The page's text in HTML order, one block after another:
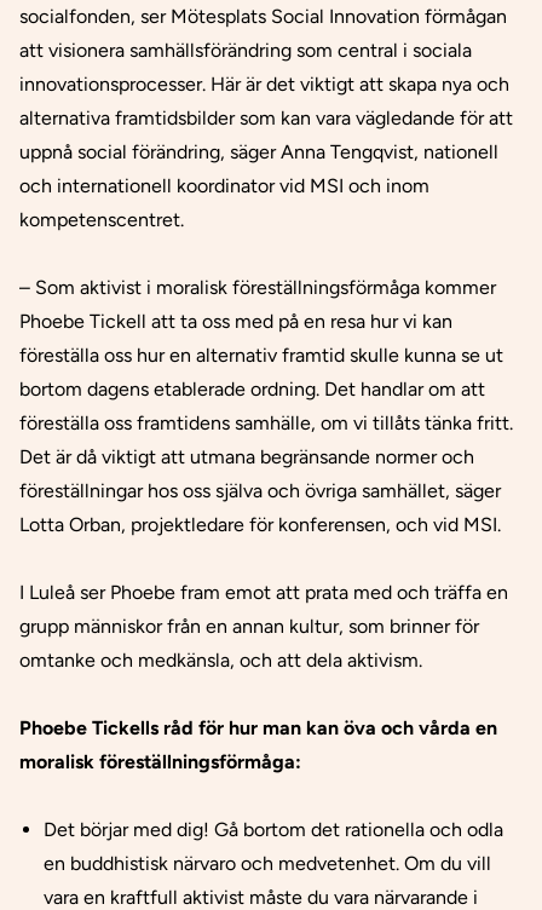
socialfonden, ser Mötesplats Social Innovation förmågan
att visionera samhällsförändring som central i sociala
innovationsprocesser. Här är det viktigt att skapa nya och
alternativa framtidsbilder som kan vara vägledande för att
uppnå social förändring, säger Anna Tengqvist, nationell
och internationell koordinator vid MSI och inom
kompetenscentret.
– Som aktivist i moralisk föreställningsförmåga kommer
Phoebe Tickell att ta oss med på en resa hur vi kan
föreställa oss hur en alternativ framtid skulle kunna se ut
bortom dagens etablerade ordning. Det handlar om att
föreställa oss framtidens samhälle, om vi tillåts tänka fritt.
Det är då viktigt att utmana begränsande normer och
föreställningar hos oss själva och övriga samhället, säger
Lotta Orban, projektledare för konferensen, och vid MSI.
I Luleå ser Phoebe fram emot att prata med och träffa en
grupp människor från en annan kultur, som brinner för
omtanke och medkänsla, och att dela aktivism.
Phoebe Tickells råd för hur man kan öva och vårda en
moralisk föreställningsförmåga:
Det börjar med dig! Gå bortom det rationella och odla
en buddhistisk närvaro och medvetenhet. Om du vill
vara en kraftfull aktivist måste du vara närvarande i